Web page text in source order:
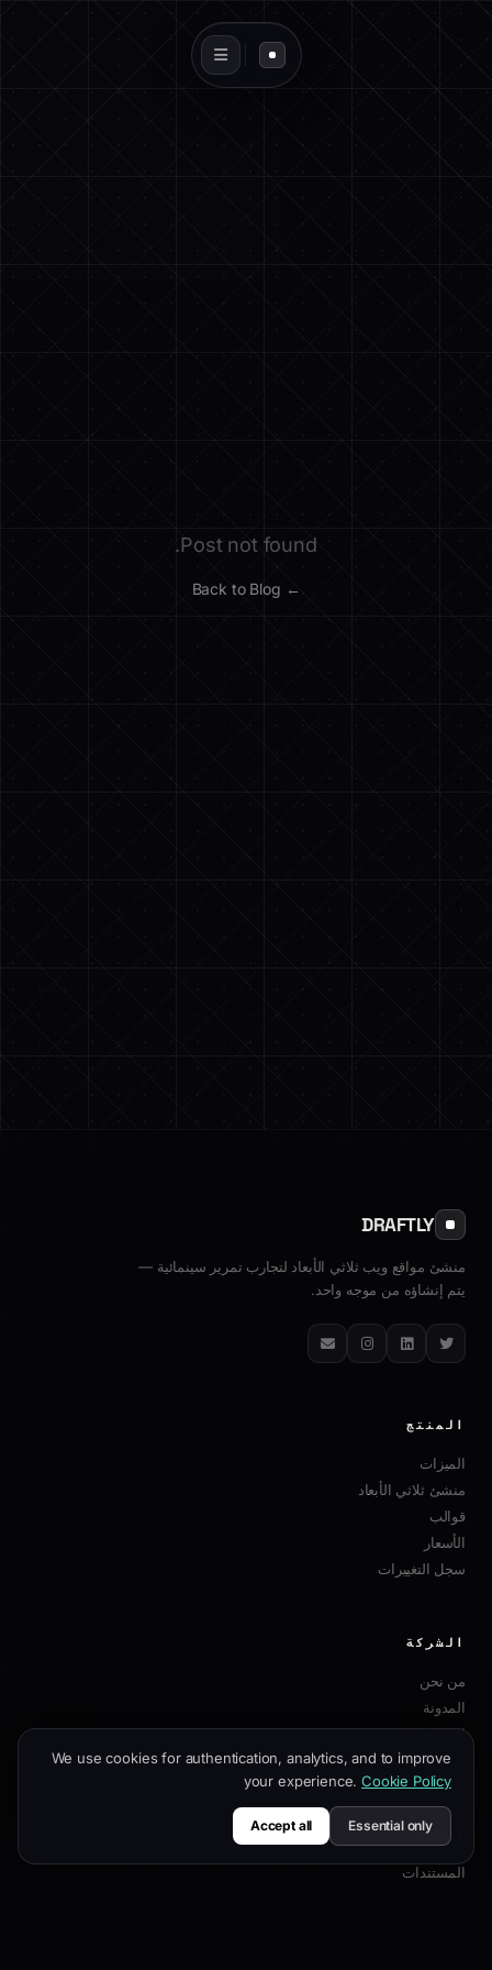
Post not found.
← Back to Blog
DRAFTLY
منشئ مواقع ويب ثلاثي الأبعاد لتجارب تمرير سينمائية —
يتم إنشاؤه من موجه واحد.
تويتر لينكدإنإنستغرامالبريد الإلكتروني
المنتج
الميزات
منشئ ثلاثي الأبعاد
قوالب
الأسعار
سجل التغييرات
الشركة
من نحن
المدونة
البرنامج التابع
اتصل بنا
الموارد
المستندات
We use cookies for authentication, analytics, and to improve
your experience. Cookie Policy
Essential only
Accept all